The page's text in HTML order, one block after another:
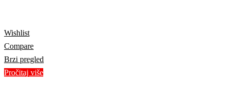
Wishlist
Compare
Brzi pregled
Pročitaj više